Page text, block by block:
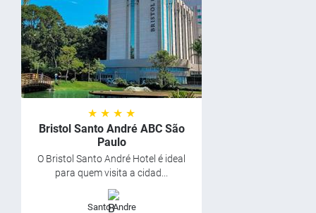
★ ★ ★ ★
Bristol Santo André ABC São
Paulo
O Bristol Santo André Hotel é ideal
para quem visita a cidad...
Santo Andre